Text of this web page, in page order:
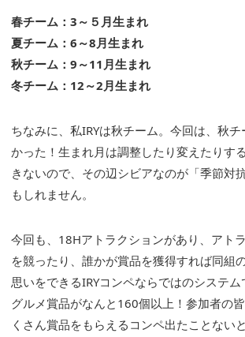
春チーム：3～５月生まれ
夏チーム：6～8月生まれ
秋チーム：9～11月生まれ
冬チーム：12～2月生まれ
ちなみに、私IRYは秋チーム。今回は、秋
かった！生まれ月は調整したり変えたりす
きないので、その辺シビアなのが「季節対
もしれません。
今回も、18Hアトラクションがあり、アト
を競ったり、誰かが賞品を獲得すれば同組
思いをできるIRYコンペならではのシステム
グルメ賞品がなんと160個以上！参加者の
くさん賞品をもらえるコンペ出たことない